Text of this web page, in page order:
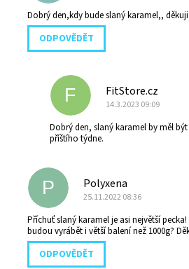
Dobrý den,kdy bude slaný karamel,, děkuji
ODPOVĚDĚT
F FitStore.cz
14.3.2023 09:09
Dobrý den, slaný karamel by měl
příštího týdne.
P Polyxena
25.11.2022 08:36
Příchuť slaný karamel je asi největší
budou vyrábět i větší balení než 1000g?
ODPOVĚDĚT